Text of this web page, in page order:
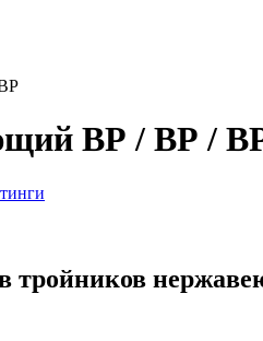
ВР / ВР /
тройников